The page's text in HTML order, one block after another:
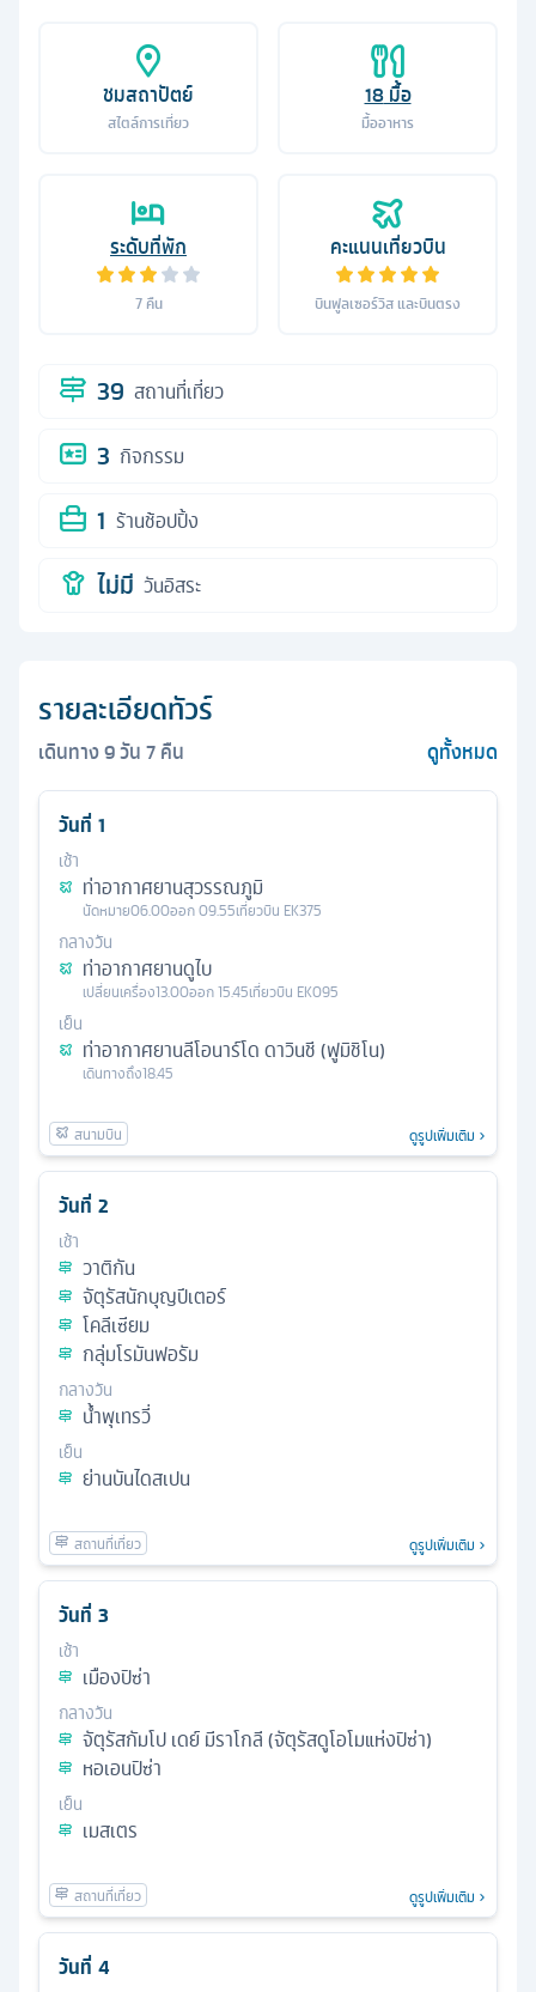
ชมสถาปัตย์
สไตล์การเที่ยว
18มื้อ
มื้ออาหาร
ระดับที่พัก
7คืน
คะแนนเที่ยวบิน
บินฟูลเซอร์วิส และบินตรง
39 สถานที่เที่ยว
3 กิจกรรม
1 ร้านช้อปปิ้ง
ไม่มี วันอิสระ
รายละเอียดทัวร์
เดินทาง9วัน7คืน ดูทั้งหมด
วันที่ 1
เช้า
ท่าอากาศยานสุวรรณภูมิ
นัดหมาย06.00ออก09.55เที่ยวบิน EK375
กลางวัน
ท่าอากาศยานดูไบ
เปลี่ยนเครื่อง13.00ออก15.45เที่ยวบิน EK095
เย็น
ท่าอากาศยานลีโอนาร์โด ดาวินชี (ฟูมิชิโน)
เดินทางถึง18.45
ดูรูปเพิ่มเติม
วันที่ 2
เช้า
วาติกัน
จัตุรัสนักบุญปีเตอร์
โคลีเซียม
กลุ่มโรมันฟอรัม
กลางวัน
น้ำพุเทรวี่
เย็น
ย่านบันไดสเปน
ดูรูปเพิ่มเติม
วันที่ 3
เช้า
เมืองปิซ่า
กลางวัน
จัตุรัสกัมโป เดย์ มีราโกลี (จัตุรัสดูโอโมแห่งปิซ่า)
หอเอนปิซ่า
เย็น
เมสเตร
ดูรูปเพิ่มเติม
วันที่ 4